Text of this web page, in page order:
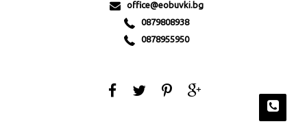
office@eobuvki.bg
0879808938
0878955950